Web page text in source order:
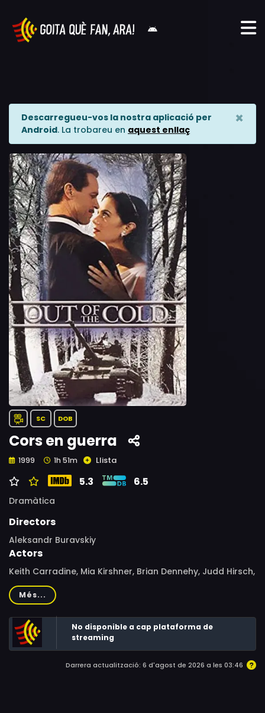
Descarregueu-vos la nostra aplicació per
Android. La trobareu en aquest enllaç
×
SC DOB
Cors en guerra
1999 1h 51m Llista
5.3 6.5
Dramàtica
Directors
Aleksandr Buravskiy
Actors
Keith Carradine, Mia Kirshner, Brian Dennehy, Judd Hirsch,
Mercedes Ruehl, Bronson Pinchot, Kim Hunter, Mark
Sheppard, Marla Frees, Don Harvey
Més...
No disponible a cap plataforma de
streaming
Darrera actualització: 6 d'agost de 2026 a les 03:46